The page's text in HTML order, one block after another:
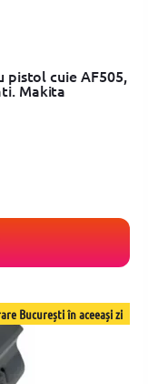
pistol cuie AF505,
Makita
București în aceeași zi